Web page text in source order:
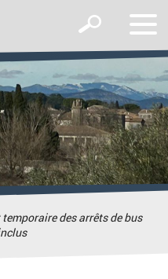
le
Afficher
formulaire
de
recherche
des arrêts de bus